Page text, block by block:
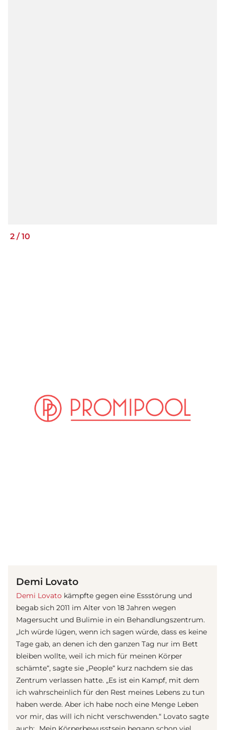
2 /10
Demi Lovato
Demi Lovato kämpfte gegen eine Essstörung und
begab sich 2011 im Alter von 18 Jahren wegen
Magersucht und Bulimie in ein Behandlungszentrum.
„Ich würde lügen, wenn ich sagen würde, dass es keine
Tage gab, an denen ich den ganzen Tag nur im Bett
bleiben wollte, weil ich mich für meinen Körper
schämte“, sagte sie „People“ kurz nachdem sie das
Zentrum verlassen hatte. „Es ist ein Kampf, mit dem
ich wahrscheinlich für den Rest meines Lebens zu tun
haben werde. Aber ich habe noch eine Menge Leben
vor mir, das will ich nicht verschwenden.“ Lovato sagte